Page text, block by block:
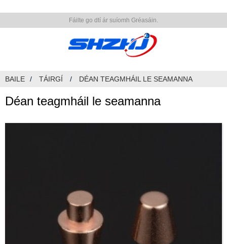
Fáilte go dtí ár suíomh Gréasáin.
BAILE TÁIRGÍ DÉAN TEAGMHÁIL LE SEAMANNA
Déan teagmháil le seamanna